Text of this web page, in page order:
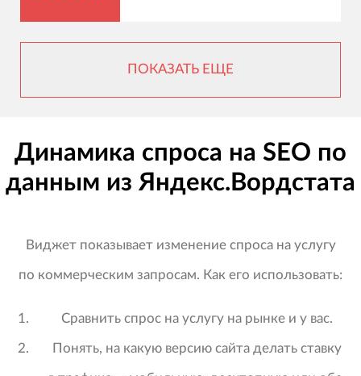
ПОКАЗАТЬ ЕЩЕ
Динамика спроса на SEO по
данным из Яндекс.Вордстата
Виджет показывает изменение спроса на услугу
по коммерческим запросам. Как его использовать:
Сравнить спрос на услугу на рынке и у вас.
Понять, на какую версию сайта делать ставку